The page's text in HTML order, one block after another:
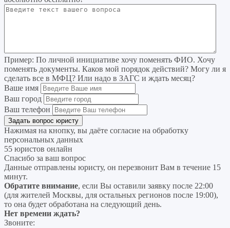
Пример: По личной инициативе хочу поменять ФИО. Хочу
поменять документы. Каков мой порядок действий? Могу ли я
сделать все в МФЦ? Или надо в ЗАГС и ждать месяц?
Ваше имя
Ваш город
Ваш телефон
Нажимая на кнопку, вы даёте согласие на обработку
персональных данных
55 юристов онлайн
Спасибо за ваш вопрос
Данные отправлены юристу, он перезвонит Вам в течение 15
минут.
Обратите внимание, если Вы оставили заявку после 22:00
(для жителей Москвы, для остальных регионов после 19:00),
то она будет обработана на следующий день.
Нет времени ждать?
Звоните: